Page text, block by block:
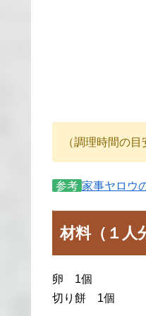
（調理時間の
参考 家事ヤロウ
材料（１人
卵 1個
切り餅 1個